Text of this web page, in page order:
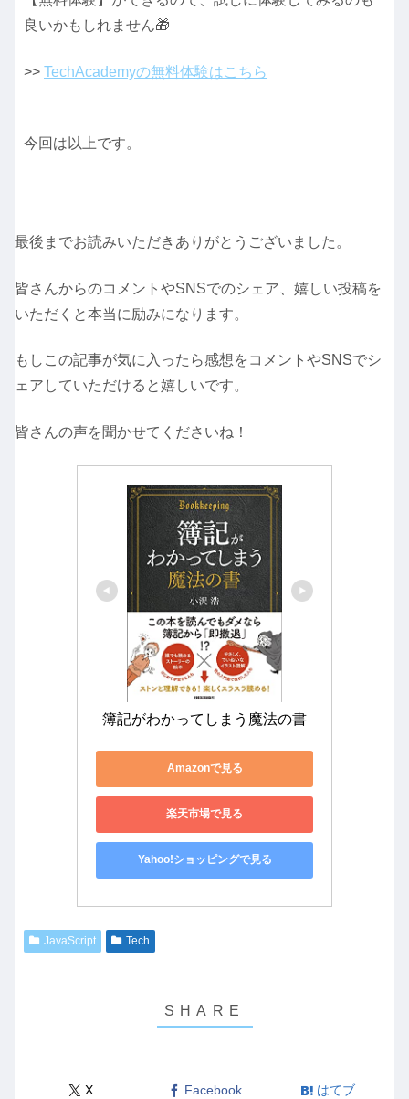
良いかもしれません🎁
>> TechAcademyの無料体験はこちら
今回は以上です。
最後までお読みいただきありがとうございました。
皆さんからのコメントやSNSでのシェア、嬉しい投稿を
いただくと本当に励みになります。
もしこの記事が気に入ったら感想をコメントやSNSでシ
ェアしていただけると嬉しいです。
皆さんの声を聞かせてくださいね！
簿記がわかってしまう魔法の書
Amazonで見る
楽天市場で見る
Yahoo!ショッピングで見る
JavaScript Tech
X Facebook はてブ